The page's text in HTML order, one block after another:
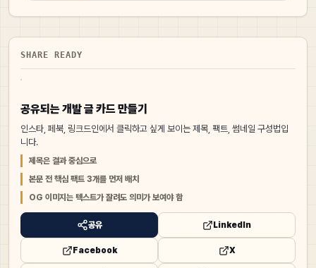
SHARE READY
공유되는 개발 글 카드 만들기
인스타, 페북, 링크드인에서 클릭하고 싶게 보이는 제목, 팩트, 썸네일 구성법입
니다.
제목은 결과 중심으로
본문 전 핵심 팩트 3개를 먼저 배치
OG 이미지는 텍스트가 잘려도 의미가 보여야 함
공유 LinkedIn
Facebook X